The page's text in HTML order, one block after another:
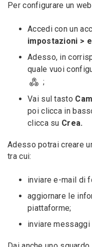
Per configurare un
Accedi con un
impostazioni >
Adesso, in
quale vuoi
;
Vai sul tasto
poi clicca in
clicca su Crea.
Adesso potrai creare
tra cui:
inviare e-mail di
aggiornare le
piattaforme;
inviare messaggi